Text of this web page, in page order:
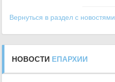
Вернуться в раздел с новостями
НОВОСТИ ЕПАРХИИ